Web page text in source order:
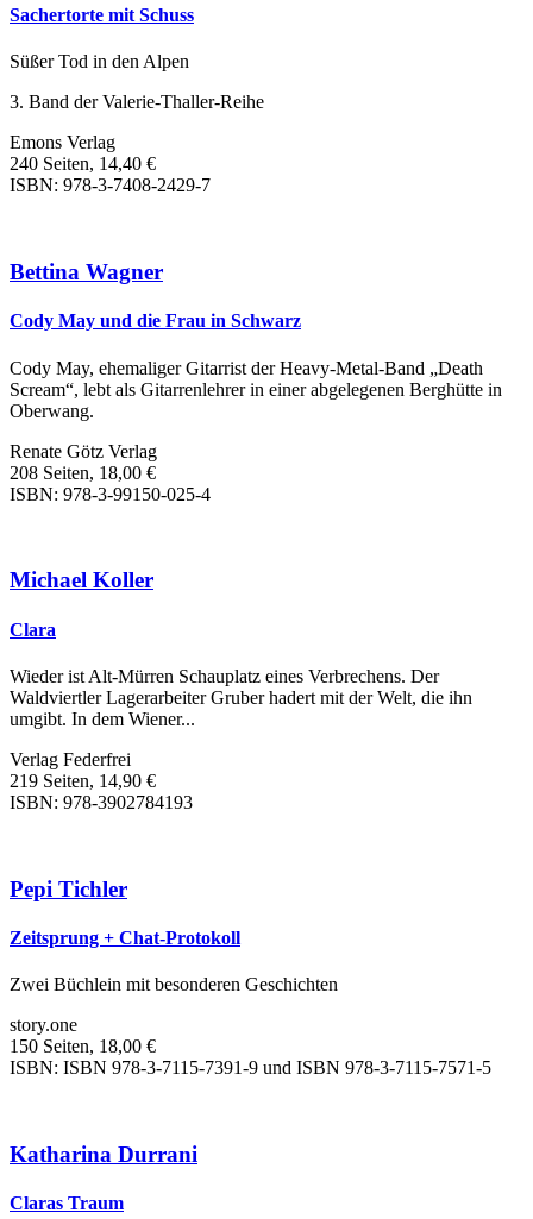
Sachertorte mit Schuss
Süßer Tod in den Alpen
3. Band der Valerie-Thaller-Reihe
Emons Verlag
240 Seiten, 14,40 €
ISBN: 978-3-7408-2429-7
Bettina Wagner
Cody May und die Frau in Schwarz
Cody May, ehemaliger Gitarrist der Heavy-Metal-Band „Death
Scream“, lebt als Gitarrenlehrer in einer abgelegenen Berghütte in
Oberwang.
Renate Götz Verlag
208 Seiten, 18,00 €
ISBN: 978-3-99150-025-4
Michael Koller
Clara
Wieder ist Alt-Mürren Schauplatz eines Verbrechens. Der
Waldviertler Lagerarbeiter Gruber hadert mit der Welt, die ihn
umgibt. In dem Wiener...
Verlag Federfrei
219 Seiten, 14,90 €
ISBN: 978-3902784193
Pepi Tichler
Zeitsprung + Chat-Protokoll
Zwei Büchlein mit besonderen Geschichten
story.one
150 Seiten, 18,00 €
ISBN: ISBN 978-3-7115-7391-9 und ISBN 978-3-7115-7571-5
Katharina Durrani
Claras Traum